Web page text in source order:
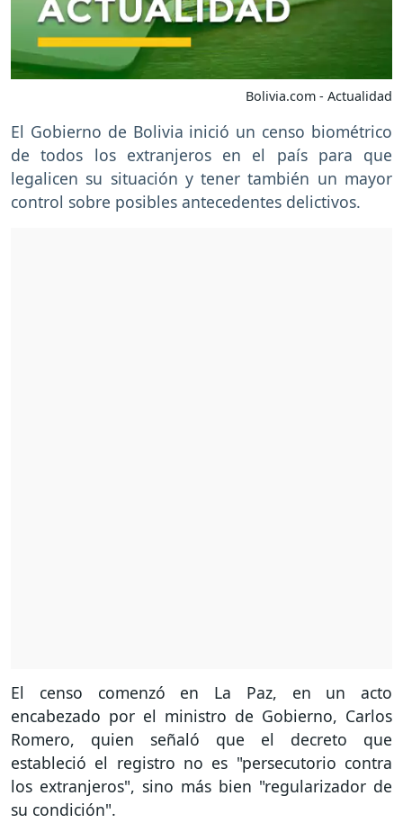
Bolivia.com - Actualidad
El Gobierno de Bolivia inició un censo biométrico
de todos los extranjeros en el país para que
legalicen su situación y tener también un mayor
control sobre posibles antecedentes delictivos.
El censo comenzó en La Paz, en un acto
encabezado por el ministro de Gobierno, Carlos
Romero, quien señaló que el decreto que
estableció el registro no es "persecutorio contra
los extranjeros", sino más bien "regularizador de
su condición".